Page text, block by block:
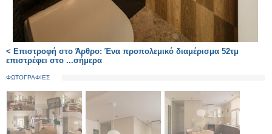
< Επιστροφή στο Άρθρο: Ένα προπολεμικό διαμέρισμα 52τμ
επιστρέφει στο ...σήμερα
ΦΩΤΟΓΡΑΦΙΕΣ